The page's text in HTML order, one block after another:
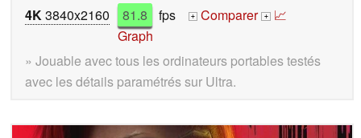
4K3840x2160 81.8 fps + Comparer + 📈
Graph
» Jouable avec tous les ordinateurs portables testés
avec les détails paramétrés sur Ultra.